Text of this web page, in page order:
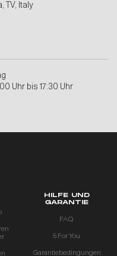
TV, Italy
Uhr bis 17:30 Uhr
HILFE UND
GARANTIE
FAQ
5 For You
Garantiebedingungen